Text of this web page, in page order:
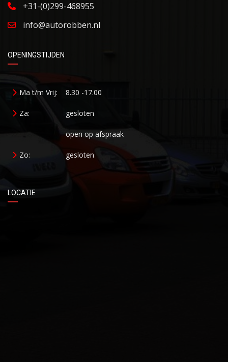
+31-(0)299-468955
info@autorobben.nl
OPENINGSTIJDEN
Ma t/m Vrij: 8.30 -17.00
Za: gesloten
open op afspraak
Zo: gesloten
LOCATIE